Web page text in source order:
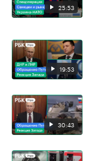
25:53
19:53
30:43